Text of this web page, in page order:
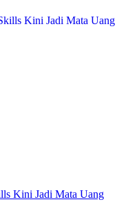
Kini Jadi Mata Uang